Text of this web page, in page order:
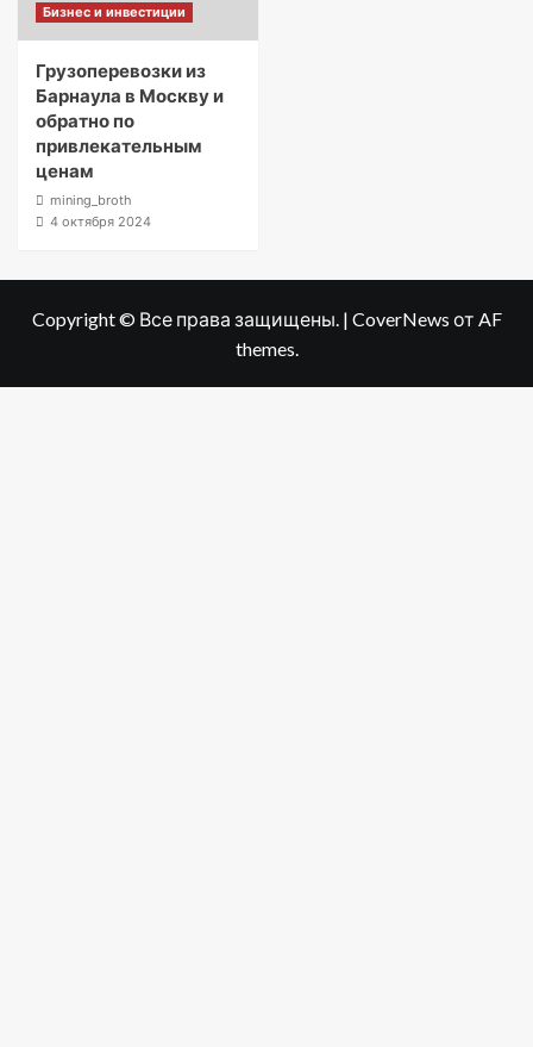
Бизнес и инвестиции
Грузоперевозки из
Барнаула в Москву и
обратно по
привлекательным
ценам
mining_broth
4 октября 2024
Copyright © Все права защищены. | CoverNews от AF
themes.